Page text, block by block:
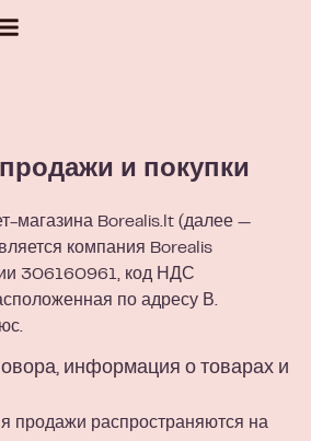
и покупки
магазина Borealis.lt (далее —
компания Borealis
306160961, код НДС
по адресу В.
информация о товарах и
продажи распространяются на